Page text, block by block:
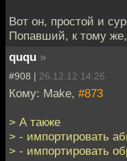
Вот он, простой и
Попавший, к тому
ququ »
#908 | 26.12.12 14:26
Кому: Make, #873
> А также
> - импортировать
> - импортировать